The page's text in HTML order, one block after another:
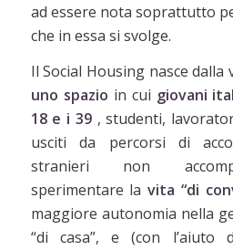
ad essere nota soprattutto
che in essa si svolge.
Il Social Housing nasce dalla
uno spazio in cui giovani
18 e i 39, studenti,
usciti da percorsi di
stranieri non
sperimentare lavita “di
maggiore autonomia nella
“di casa”, e (con l’aiuto